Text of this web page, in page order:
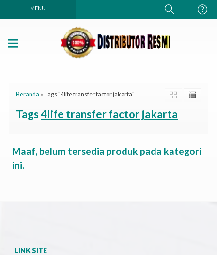
MENU
Beranda » Tags "4life transfer factor jakarta"
Tags4life transfer factor jakarta
Maaf, belum tersedia produk pada kategori
ini.
LINK SITE